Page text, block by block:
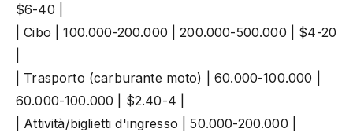
$6-40 |
| Cibo | 100.000-200.000 | 200.000-500.000 | $4-20
| Trasporto (carburante moto) | 60.000-100.000 |
60.000-100.000 | $2.40-4 |
| Attività/biglietti d'ingresso | 50.000-200.000 |